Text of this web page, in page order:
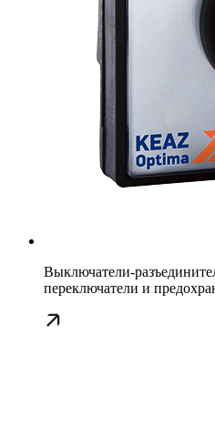
Выключатели-
переключатели и